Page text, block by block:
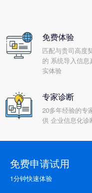
免费体验
匹配与贵司高度
的 系统导入信息
实体验
专家诊断
20多年经验的专
供 企业信息化诊
免费申请试用
1分钟快速体验